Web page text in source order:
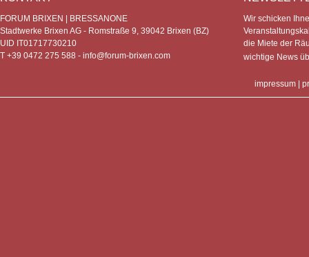
FORUM BRIXEN | BRESSANONE
Stadtwerke Brixen AG - Romstraße 9, 39042 Brixen (BZ)
UID IT01717730210
T +39 0472 275 588 - info@forum-brixen.com
Wir schicken
die Miete der
wichtige News
impressum